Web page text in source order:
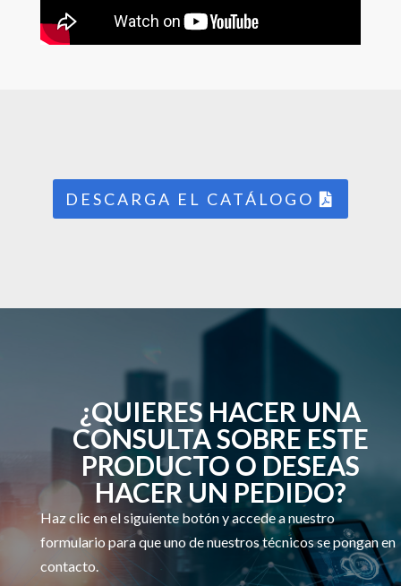
DESCARGA EL CATÁLOGO
¿QUIERES HACER UNA
CONSULTA SOBRE ESTE
PRODUCTO O DESEAS
HACER UN PEDIDO?
Haz clic en el siguiente botón y accede a nuestro
formulario para que uno de nuestros técnicos se pongan en
contacto.